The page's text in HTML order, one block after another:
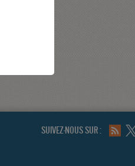
SUIVEZ-NOUS SUR :